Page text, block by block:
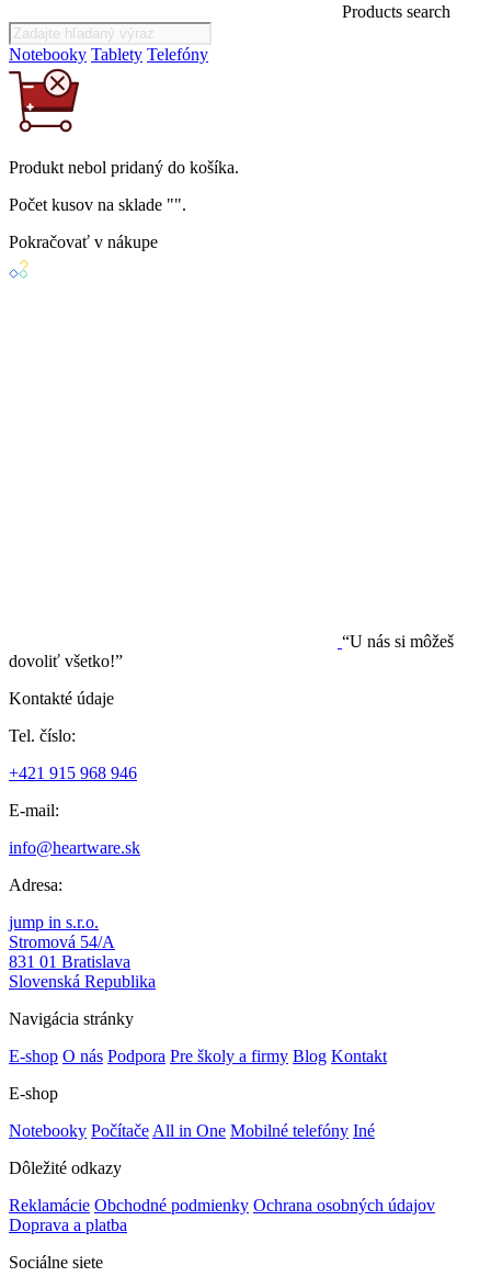
Products search
Notebooky Tablety Telefóny
Produkt nebol pridaný do košíka.
Počet kusov na sklade "".
Pokračovať v nákupe
“U nás si môžeš
dovoliť všetko!”
Kontakté údaje
Tel. číslo:
+421 915 968 946
E-mail:
info@heartware.sk
Adresa:
jump in s.r.o.
Stromová 54/A
831 01 Bratislava
Slovenská Republika
Navigácia stránky
E-shop O nás Podpora Pre školy a firmy Blog Kontakt
E-shop
Notebooky Počítače All in One Mobilné telefóny Iné
Dôležité odkazy
Reklamácie Obchodné podmienky Ochrana osobných údajov
Doprava a platba
Sociálne siete